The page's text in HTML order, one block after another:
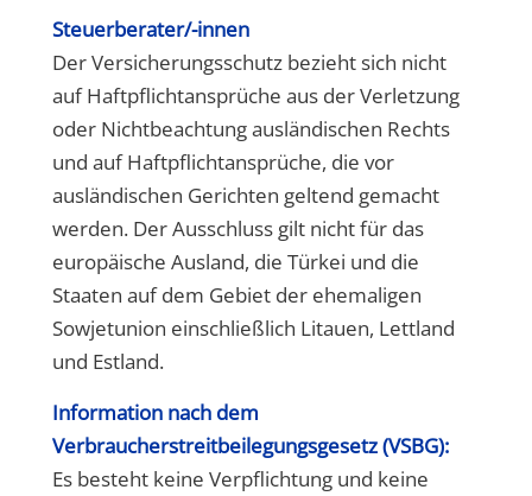
Steuerberater/-innen
Der Versicherungsschutz bezieht sich nicht
auf Haftpflichtansprüche aus der Verletzung
oder Nichtbeachtung ausländischen Rechts
und auf Haftpflichtansprüche, die vor
ausländischen Gerichten geltend gemacht
werden. Der Ausschluss gilt nicht für das
europäische Ausland, die Türkei und die
Staaten auf dem Gebiet der ehemaligen
Sowjetunion einschließlich Litauen, Lettland
und Estland.
Information nach dem
Verbraucherstreitbeilegungsgesetz (VSBG):
Es besteht keine Verpflichtung und keine